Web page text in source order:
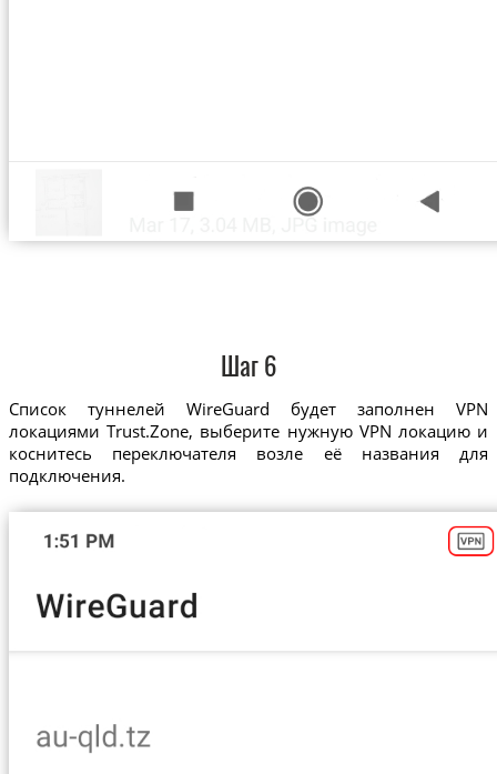
Шаг 6
Список туннелей WireGuard будет заполнен VPN
локациями Trust.Zone, выберите нужную VPN локацию и
коснитесь переключателя возле её названия для
подключения.